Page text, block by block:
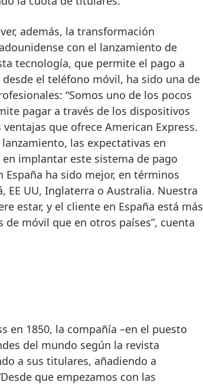
además, la transformación
con el lanzamiento de
tecnología, que permite el pago a
el teléfono móvil, ha sido una de
“Somos uno de los pocos
pagar a través de los dispositivos
que ofrece American Express.
las expectativas en
implantar este sistema de pago
España ha sido mejor, en términos
EE UU, Inglaterra o Australia. Nuestra
estar, y el cliente en España está más
móvil que en otros países”, cuenta
en 1850, la compañía –en el puesto
del mundo según la revista
a sus titulares, añadiendo a
que empezamos con las